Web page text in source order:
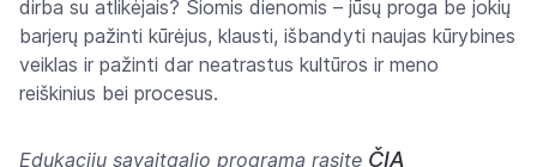
dirba su atlikėjais? Šiomis dienomis – jūsų proga be jokių
barjerų pažinti kūrėjus, klausti, išbandyti naujas kūrybines
veiklas ir pažinti dar neatrastus kultūros ir meno
reiškinius bei procesus.
Edukacijų savaitgalio programą rasite ČIA